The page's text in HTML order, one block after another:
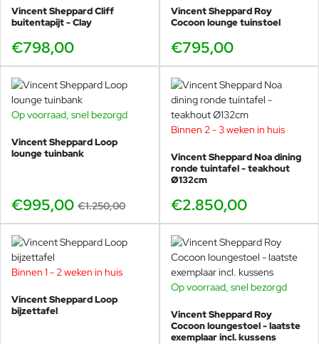
Vincent Sheppard Cliff
buitentapijt - Clay
€798,00
Vincent Sheppard Roy
Cocoon lounge tuinstoel
€795,00
-20%
Op voorraad, snel bezorgd
Vincent Sheppard Loop
lounge tuinbank
€995,00 €1.250,00
Binnen 2 - 3 weken in huis
Vincent Sheppard Noa dining
ronde tuintafel - teakhout
Ø132cm
€2.850,00
Binnen 1 - 2 weken in huis
Vincent Sheppard Loop
bijzettafel
-32%
Op voorraad, snel bezorgd
Vincent Sheppard Roy
Cocoon loungestoel - laatste
exemplaar incl. kussens